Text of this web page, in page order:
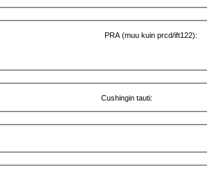
PRA (muu kuin prcd/ift122):
Cushingin tauti: